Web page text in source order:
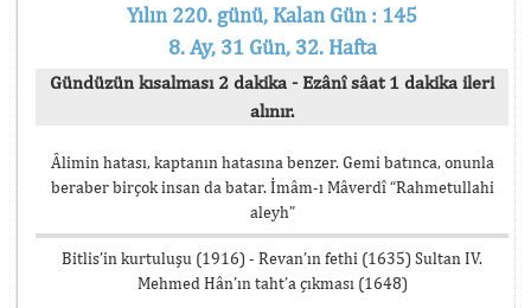
Yılın 220. günü, Kalan Gün : 145
8. Ay, 31 Gün, 32. Hafta
Gündüzün kısalması 2 dakika - Ezânî sâat 1 dakika ileri
alınır.
Âlimin hatası, kaptanın hatasına benzer. Gemi batınca, onunla
beraber birçok insan da batar. İmâm-ı Mâverdî “Rahmetullahi
aleyh”
Bitlis’in kurtuluşu (1916) - Revan’ın fethi (1635) Sultan IV.
Mehmed Hân’ın taht’a çıkması (1648)